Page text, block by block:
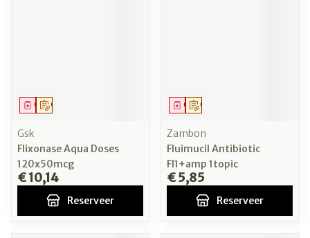
Op voorschrift
Geneesmiddel
Gsk
Flixonase Aqua Doses
120x50mcg
€ 10,14
Reserveer
Op voorschrift
Geneesmiddel
Zambon
Fluimucil Antibiotic
Fl1+amp 1topic
€ 5,85
Reserveer